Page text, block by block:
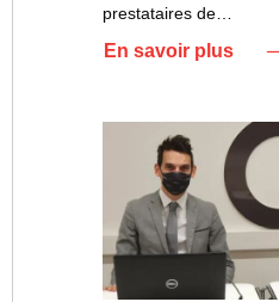
prestataires de…
En savoir plus